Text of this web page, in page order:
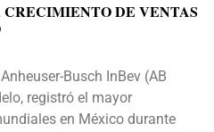
DE VENTAS
Busch InBev (AB
registró el mayor
en México durante